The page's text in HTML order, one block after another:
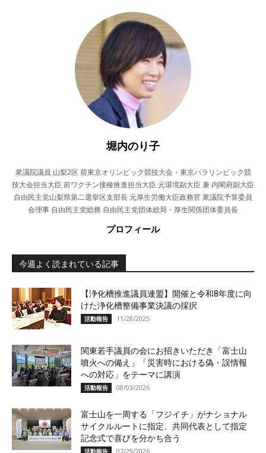
堀内のり子
衆議院議員 山梨2区 前東京オリンピック競技大会・東京パラリンピック競
技大会担当大臣 前ワクチン接種推進担当大臣 元環境副大臣 兼 内閣府副大臣
自由民主党山梨県第二選挙区支部長 元厚生労働大臣政務官 衆議院予算委員
会理事 自由民主党総務 自由民主党団体総局・厚生関係団体委員長
プロフィール
今週よく読まれている記事
【浄化槽推進議員連盟】開催と令和8年度に向
けた浄化槽整備事業決議の採択
活動報告 11/28/2025
関東若手議員の会にお招きいただき「富士山
噴火への備え」「災害時における偽・誤情報
への対応」をテーマに講演
活動報告 08/03/2026
富士山を一周する「フジイチ」がナショナル
サイクルルートに指定、共同代表として指定
記念式で喜びを分かち合う
活動報告 07/29/2026